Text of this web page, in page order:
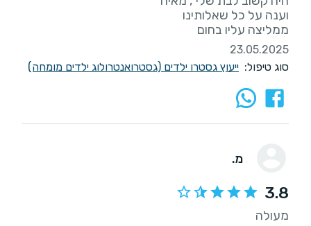
ממליצה עליו בחום
23.05.2025
סוג טיפול: ייעוץ גסטרו ילדים (גסטרואנטרולוג ילדים מומחה)
מ.
3.8
מעולה